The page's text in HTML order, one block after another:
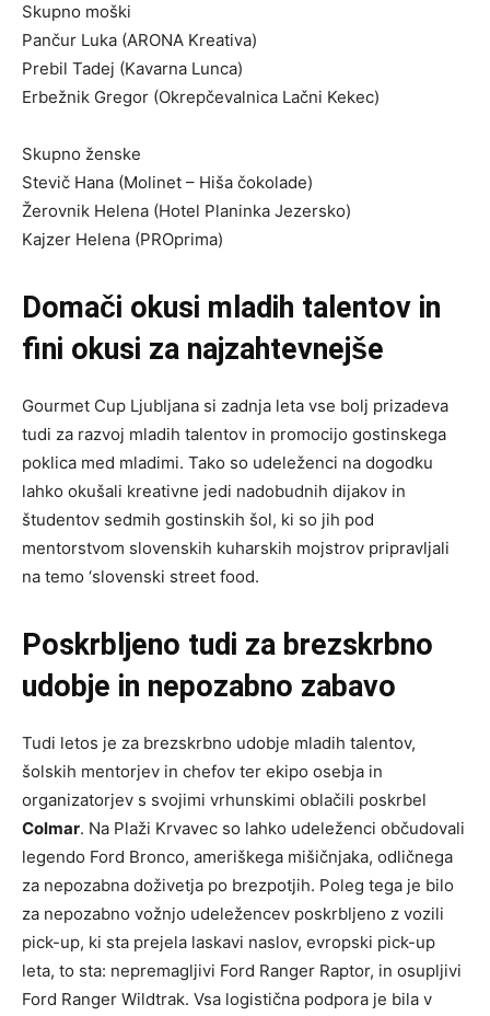
Skupno moški
Pančur Luka (ARONA Kreativa)
Prebil Tadej (Kavarna Lunca)
Erbežnik Gregor (Okrepčevalnica Lačni Kekec)
Skupno ženske
Stevič Hana (Molinet – Hiša čokolade)
Žerovnik Helena (Hotel Planinka Jezersko)
Kajzer Helena (PROprima)
Domači okusi mladih talentov in
fini okusi za najzahtevnejše
Gourmet Cup Ljubljana si zadnja leta vse bolj prizadeva
tudi za razvoj mladih talentov in promocijo gostinskega
poklica med mladimi. Tako so udeleženci na dogodku
lahko okušali kreativne jedi nadobudnih dijakov in
študentov sedmih gostinskih šol, ki so jih pod
mentorstvom slovenskih kuharskih mojstrov pripravljali
na temo ‘slovenski street food.
Poskrbljeno tudi za brezskrbno
udobje in nepozabno zabavo
Tudi letos je za brezskrbno udobje mladih talentov,
šolskih mentorjev in chefov ter ekipo osebja in
organizatorjev s svojimi vrhunskimi oblačili poskrbel
Colmar. Na Plaži Krvavec so lahko udeleženci občudovali
legendo Ford Bronco, ameriškega mišičnjaka, odličnega
za nepozabna doživetja po brezpotjih. Poleg tega je bilo
za nepozabno vožnjo udeležencev poskrbljeno z vozili
pick-up, ki sta prejela laskavi naslov, evropski pick-up
leta, to sta: nepremagljivi Ford Ranger Raptor, in osupljivi
Ford Ranger Wildtrak. Vsa logistična podpora je bila v